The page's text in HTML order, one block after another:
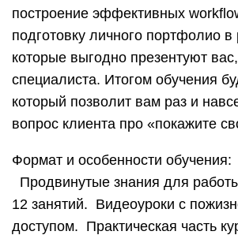
построение эффективных
подготовку личного портфолио
которые выгодно презентуют
специалиста. Итогом обучения
который позволит вам раз и
вопрос клиента про «покажите
Формат и особенности обучения:
Продвинутые знания для
12 занятий. Видеоуроки с
доступом. Практическая часть